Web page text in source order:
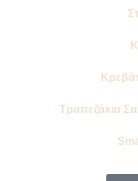
Τραπεζάκια